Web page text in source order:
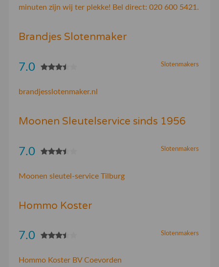
minuten zijn wij ter plekke! Bel direct: 020 600 5421.
Brandjes Slotenmaker
Slotenmakers
7.0
brandjesslotenmaker.nl
Moonen Sleutelservice sinds 1956
Slotenmakers
7.0
Moonen sleutel-service Tilburg
Hommo Koster
Slotenmakers
7.0
Hommo Koster BV Coevorden